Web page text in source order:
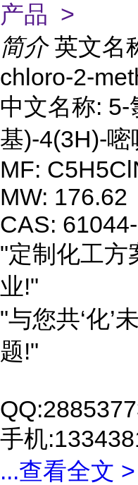
产品 >
简介 英文名
chloro-2-
中文名称: 5-
基)-4(3H)-嘧
MF:
MW: 176.62
CAS:
"定制化工方
业!"
"与您共‘化’
题!"
手机
...查看全文 >